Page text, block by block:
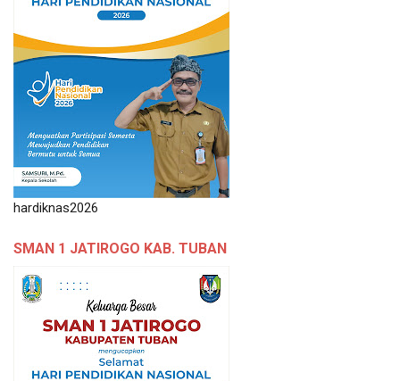
hardiknas2026
SMAN 1 JATIROGO KAB. TUBAN